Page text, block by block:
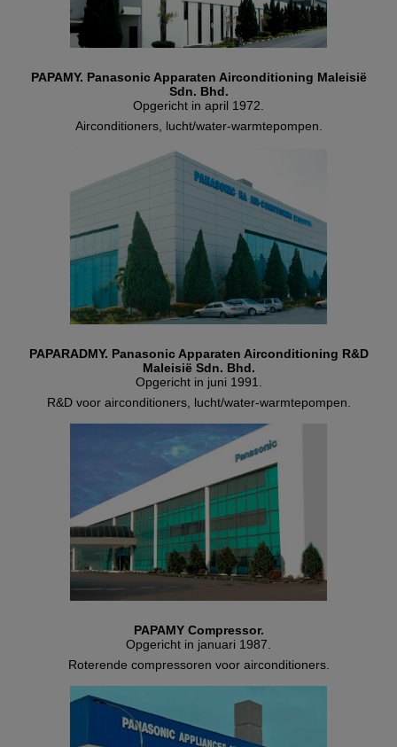
PAPAMY. Panasonic Apparaten Airconditioning Maleisië
Sdn. Bhd.
Opgericht in april 1972.
Airconditioners, lucht/water-warmtepompen.
PAPARADMY. Panasonic Apparaten Airconditioning R&D
Maleisië Sdn. Bhd.
Opgericht in juni 1991.
R&D voor airconditioners, lucht/water-warmtepompen.
PAPAMY Compressor.
Opgericht in januari 1987.
Roterende compressoren voor airconditioners.